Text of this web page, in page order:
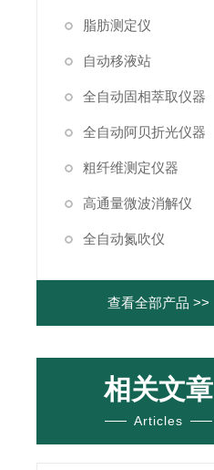
脂肪测定仪
自动移液站
全自动固相萃取仪器
全自动阿贝折光仪器
粗纤维测定仪器
高通量微波消解仪
全自动氮吹仪
查看全部产品 >>
相关文章
Articles